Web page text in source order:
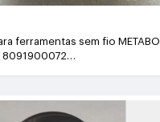
ferramentas sem fio METABO
8091900072